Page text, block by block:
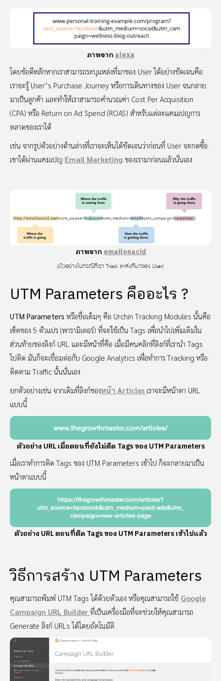
ภาพจากalexa
โดยข้อดีหลักหากเราสามารถระบุแหล่งที่มาของ User ได้อย่างชัดเจนคือ
เราจะรู้ User’s Purchase Journey หรือการเดินทางของ User จนกลาย
มาเป็นลูกค้า และทำให้เราสามารถคำนวณค่า Cost Per Acquisition
(CPA) หรือ Return on Ad Spend (ROAS) สำหรับแต่ละแคมเปญการ
ตลาดของเราได้
เช่น จากรูปตัวอย่างด้านล่างที่เราจะเห็นได้ชัดเจนว่าก่อนที่ User จะกดซื้อ
เขาได้ผ่านแคมเปญ Email Marketing ของเรามาก่อนแล้วนั่นเอง
ภาพจากemailonacid
(ตัวอย่างในกรณีที่เรา Track แหล่งที่มาของ User)
UTM Parameters คืออะไร ?
UTM Parameters หรือชื่อเต็มๆ คือ Urchin Tracking Modules นั้นคือ
เซ็ตของ 5 ตัวแปร (พารามิเตอร์) ที่จะใช้เป็น Tags เพื่อนำไปเพิ่มเติมใน
ส่วนท้ายของลิงก์ URL และมีหน้าที่คือ เมื่อมีคนคลิกที่ลิงก์ที่เรานำ Tags
ไปติด มันก็จะเชื่อมต่อกับ Google Analytics เพื่อทำการ Tracking หรือ
ติดตาม Traffic นั้นนั่นเอง
ยกตัวอย่างเช่น จากเดิมที่ลิงก์ของหน้า Articles เราจะมีหน้าตา URL
แบบนี้
ตัวอย่าง URL เมื่อตอนที่ยังไม่ติด Tags ของ UTM Parameters
เมื่อเราทำการติด Tags ของ UTM Parameters เข้าไป ก็จะกลายมาเป็น
หน้าตาแบบนี้
ตัวอย่าง URL ตอนที่ติด Tags ของ UTM Parameters เข้าไปแล้ว
วิธีการสร้าง UTM Parameters
คุณสามารถพิมพ์ UTM Tags ได้ด้วยตัวเอง หรือคุณสามารถใช้ Google
Campaign URL Builder ที่เป็นเครื่องมือที่จะช่วยให้คุณสามารถ
Generate ลิงก์ URLs ได้โดยอัตโนมัติ